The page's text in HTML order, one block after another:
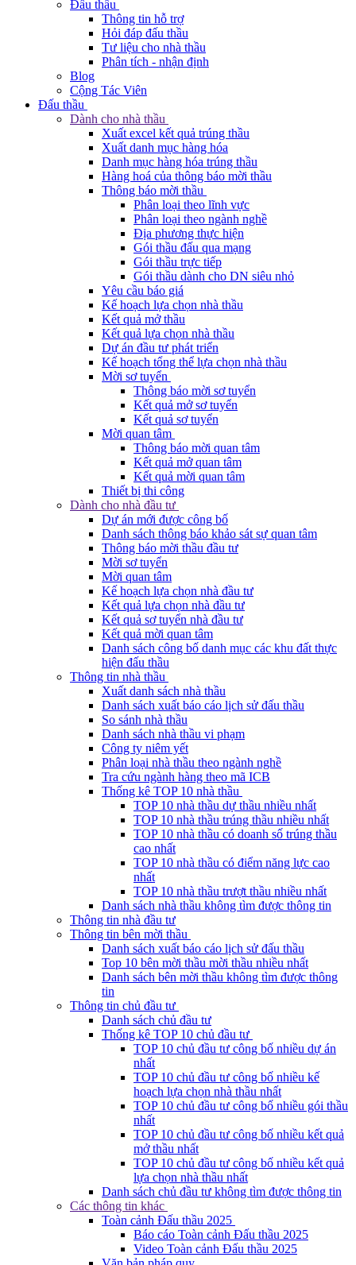
Đấu thầu
Thông tin hỗ trợ
Hỏi đáp đấu thầu
Tư liệu cho nhà thầu
Phân tích - nhận định
Blog
Cộng Tác Viên
Đấu thầu
Dành cho nhà thầu
Xuất excel kết quả trúng thầu
Xuất danh mục hàng hóa
Danh mục hàng hóa trúng thầu
Hàng hoá của thông báo mời thầu
Thông báo mời thầu
Phân loại theo lĩnh vực
Phân loại theo ngành nghề
Địa phương thực hiện
Gói thầu đấu qua mạng
Gói thầu trực tiếp
Gói thầu dành cho DN siêu nhỏ
Yêu cầu báo giá
Kế hoạch lựa chọn nhà thầu
Kết quả mở thầu
Kết quả lựa chọn nhà thầu
Dự án đầu tư phát triển
Kế hoạch tổng thể lựa chọn nhà thầu
Mời sơ tuyển
Thông báo mời sơ tuyển
Kết quả mở sơ tuyển
Kết quả sơ tuyển
Mời quan tâm
Thông báo mời quan tâm
Kết quả mở quan tâm
Kết quả mời quan tâm
Thiết bị thi công
Dành cho nhà đầu tư
Dự án mới được công bố
Danh sách thông báo khảo sát sự quan tâm
Thông báo mời thầu đầu tư
Mời sơ tuyển
Mời quan tâm
Kế hoạch lựa chọn nhà đầu tư
Kết quả lựa chọn nhà đầu tư
Kết quả sơ tuyển nhà đầu tư
Kết quả mời quan tâm
Danh sách công bố danh mục các khu đất thực
hiện đấu thầu
Thông tin nhà thầu
Xuất danh sách nhà thầu
Danh sách xuất báo cáo lịch sử đấu thầu
So sánh nhà thầu
Danh sách nhà thầu vi phạm
Công ty niêm yết
Phân loại nhà thầu theo ngành nghề
Tra cứu ngành hàng theo mã ICB
Thống kê TOP 10 nhà thầu
TOP 10 nhà thầu dự thầu nhiều nhất
TOP 10 nhà thầu trúng thầu nhiều nhất
TOP 10 nhà thầu có doanh số trúng thầu
cao nhất
TOP 10 nhà thầu có điểm năng lực cao
nhất
TOP 10 nhà thầu trượt thầu nhiều nhất
Danh sách nhà thầu không tìm được thông tin
Thông tin nhà đầu tư
Thông tin bên mời thầu
Danh sách xuất báo cáo lịch sử đấu thầu
Top 10 bên mời thầu mời thầu nhiều nhất
Danh sách bên mời thầu không tìm được thông
tin
Thông tin chủ đầu tư
Danh sách chủ đầu tư
Thống kê TOP 10 chủ đầu tư
TOP 10 chủ đầu tư công bố nhiều dự án
nhất
TOP 10 chủ đầu tư công bố nhiều kế
hoạch lựa chọn nhà thầu nhất
TOP 10 chủ đầu tư công bố nhiều gói thầu
nhất
TOP 10 chủ đầu tư công bố nhiều kết quả
mở thầu nhất
TOP 10 chủ đầu tư công bố nhiều kết quả
lựa chọn nhà thầu nhất
Danh sách chủ đầu tư không tìm được thông tin
Các thông tin khác
Toàn cảnh Đấu thầu 2025
Báo cáo Toàn cảnh Đấu thầu 2025
Video Toàn cảnh Đấu thầu 2025